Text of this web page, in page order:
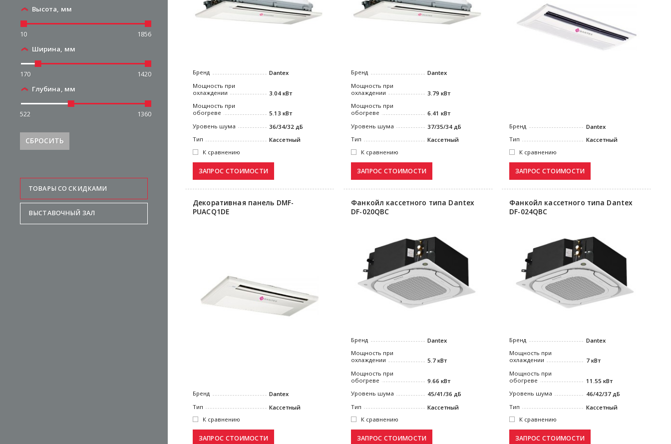
Высота, мм
10 1856
Ширина, мм
170 1420
Глубина, мм
522 1360
СБРОСИТЬ
ТОВАРЫ СО СКИДКАМИ
ВЫСТАВОЧНЫЙ ЗАЛ
Бренд
Dantex
Мощность при
охлаждении
3.04 кВт
Мощность при
обогреве
5.13 кВт
Уровень шума
36/34/32 дБ
Тип
Кассетный
К сравнению
Бренд
Dantex
Мощность при
охлаждении
3.79 кВт
Мощность при
обогреве
6.41 кВт
Уровень шума
37/35/34 дБ
Тип
Кассетный
К сравнению
Бренд
Dantex
Тип
Кассетный
К сравнению
Декоративная панель DMF-
PUACQ1DE
Бренд
Dantex
Тип
Кассетный
К сравнению
Фанкойл кассетного типа Dantex
DF-020QBC
Бренд
Dantex
Мощность при
охлаждении
5.7 кВт
Мощность при
обогреве
9.66 кВт
Уровень шума
45/41/36 дБ
Тип
Кассетный
К сравнению
Фанкойл кассетного типа Dantex
DF-024QBC
Бренд
Dantex
Мощность при
охлаждении
7 кВт
Мощность при
обогреве
11.55 кВт
Уровень шума
46/42/37 дБ
Тип
Кассетный
К сравнению